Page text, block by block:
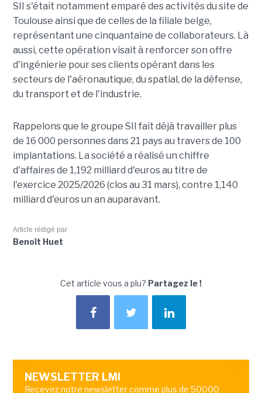
SII s'était notamment emparé des activités du site de
Toulouse ainsi que de celles de la filiale belge,
représentant une cinquantaine de collaborateurs. Là
aussi, cette opération visait à renforcer son offre
d'ingénierie pour ses clients opérant dans les
secteurs de l'aéronautique, du spatial, de la défense,
du transport et de l'industrie.
Rappelons que le groupe SII fait déjà travailler plus
de 16 000 personnes dans 21 pays au travers de 100
implantations. La société a réalisé un chiffre
d'affaires de 1,192 milliard d'euros au titre de
l'exercice 2025/2026 (clos au 31 mars), contre 1,140
milliard d'euros un an auparavant.
Article rédigé par
Benoît Huet
Cet article vous a plu? Partagez le !
NEWSLETTER LMI
Recevez notre newsletter comme plus de 50000